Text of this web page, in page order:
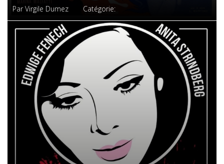
ParVirgile Dumez Catégorie: